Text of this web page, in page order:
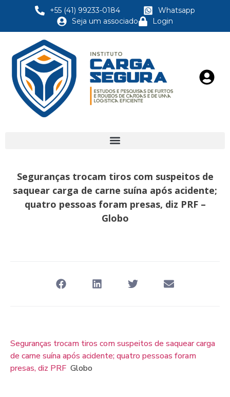
+55 (41) 99233-0184
Whatsapp
Seja um associado
Login
Seguranças trocam tiros com suspeitos de
saquear carga de carne suína após acidente;
quatro pessoas foram presas, diz PRF –
Globo
Seguranças trocam tiros com suspeitos de saquear carga
de carne suína após acidente; quatro pessoas foram
presas, diz PRF Globo